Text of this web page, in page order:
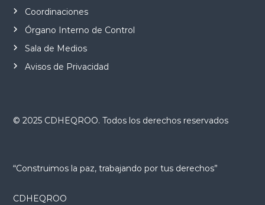
Coordinaciones
Órgano Interno de Control
Sala de Medios
Avisos de Privacidad
© 2025 CDHEQROO. Todos los derechos reservados
“Construimos la paz, trabajando por tus derechos”
CDHEQROO